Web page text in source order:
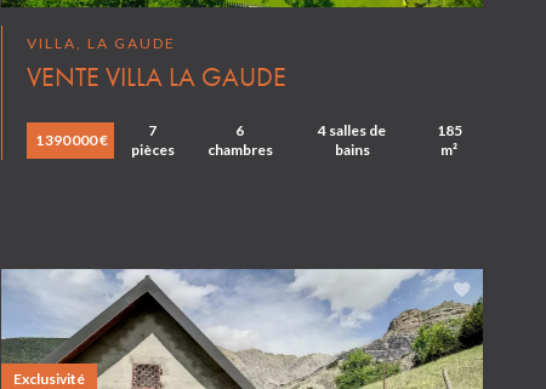
VILLA, LA GAUDE
VENTE VILLA LA GAUDE
1 390 000 €
7
pièces
6
chambres
4 salles de
bains
185
m²
Exclusivité